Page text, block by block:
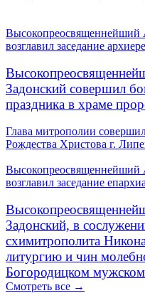
Высокопреосвященнейший
возглавил заседание
Задонский совершил
праздника в храме
Глава митрополии
Рождества Христова г.
Высокопреосвященнейший
возглавил заседание
Задонский, в
схимитрополита
литургию и чин
Богородицком
Смотреть все →